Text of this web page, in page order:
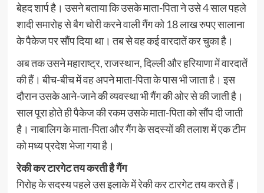
बेहद शार्प है। उसने बताया कि उसके माता-पिता ने उसे 4 साल पहले
शादी समारोह से बैग चोरी करने वाली गैंग को 18 लाख रुपए सालाना
के पैकेज पर सौंप दिया था। तब से वह कई वारदातें कर चुका है।
अब तक उसने महाराष्ट्र, राजस्थान, दिल्ली और हरियाणा में वारदातें
की हैं। बीच-बीच में वह अपने माता-पिता के पास भी जाता है। इस
दौरान उसके आने-जाने की व्यवस्था भी गैंग की ओर से की जाती है।
साल पूरा होते ही पैकेज की रकम उसके माता-पिता को सौंप दी जाती
है। नाबालिग के माता-पिता और गैंग के सदस्यों की तलाश में एक टीम
को मध्य प्रदेश भेजा गया है।
रेकी कर टारगेट तय करती है गैंग
गिरोह के सदस्य पहले उस इलाके में रेकी कर टारगेट तय करते हैं।